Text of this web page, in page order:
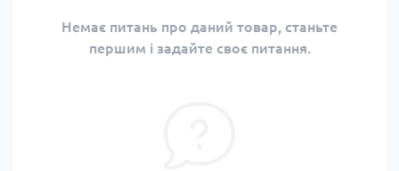
Немає питань про даний товар, станьте
першим і задайте своє питання.